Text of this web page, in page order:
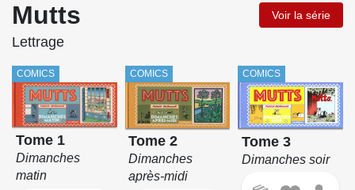
Mutts Voir la série
Lettrage
COMICS
Tome 1
Dimanches
matin
COMICS
Tome 2
Dimanches
après-midi
COMICS
Tome 3
Dimanches soir